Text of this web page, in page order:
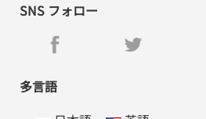
SNS フォロー
多言語